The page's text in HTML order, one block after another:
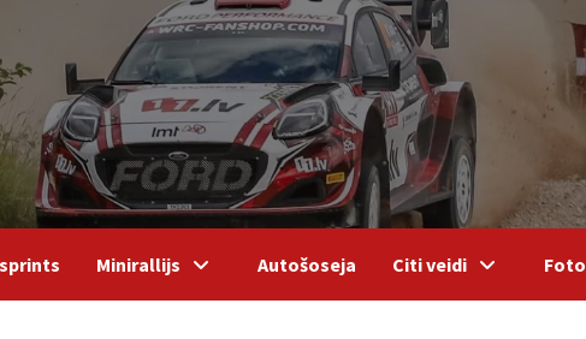
Minirallijs Autošoseja Citi veidi Foto